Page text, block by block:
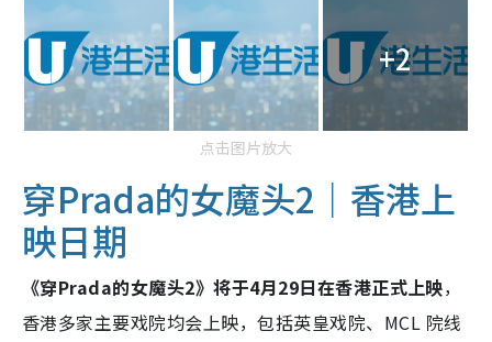
+2
点击图片放大
穿Prada的女魔头2｜香港上
映日期
《穿Prada的女魔头2》将于4月29日在香港正式上映，
香港多家主要戏院均会上映，包括英皇戏院、MCL 院线